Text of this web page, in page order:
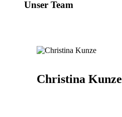
Unser Team
Christina Kunze